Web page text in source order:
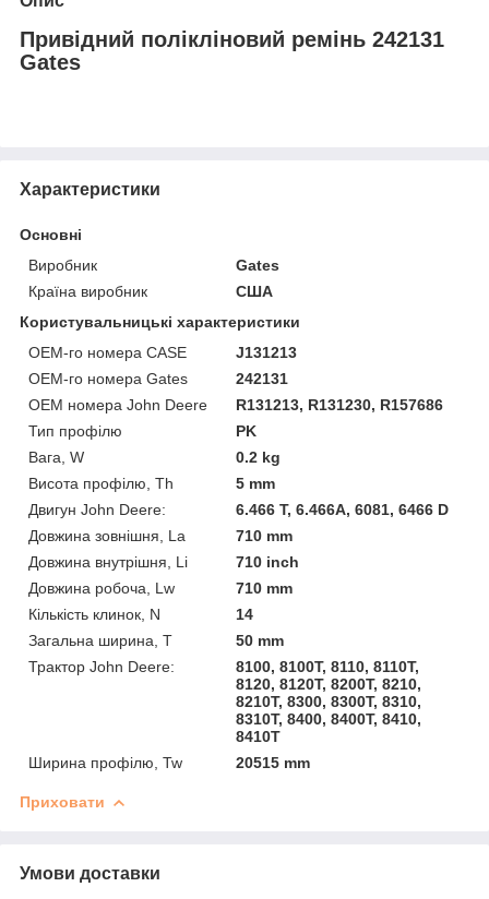
Привідний полікліновий ремінь 242131
Gates
Характеристики
Основні
Виробник
Gates
Країна виробник
США
Користувальницькі характеристики
OEM-го номера CASE
J131213
OEM-го номера Gates
242131
OEM номера John Deere
R131213, R131230, R157686
Тип профілю
PK
Вага, W
0.2 kg
Висота профілю, Th
5 mm
Двигун John Deere:
6.466 T, 6.466A, 6081, 6466 D
Довжина зовнішня, La
710 mm
Довжина внутрішня, Li
710 inch
Довжина робоча, Lw
710 mm
Кількість клинок, N
14
Загальна ширина, T
50 mm
Трактор John Deere:
8100, 8100T, 8110, 8110T,
8120, 8120T, 8200T, 8210,
8210T, 8300, 8300T, 8310,
8310T, 8400, 8400T, 8410,
8410T
Ширина профілю, Tw
20515 mm
Приховати
Умови доставки